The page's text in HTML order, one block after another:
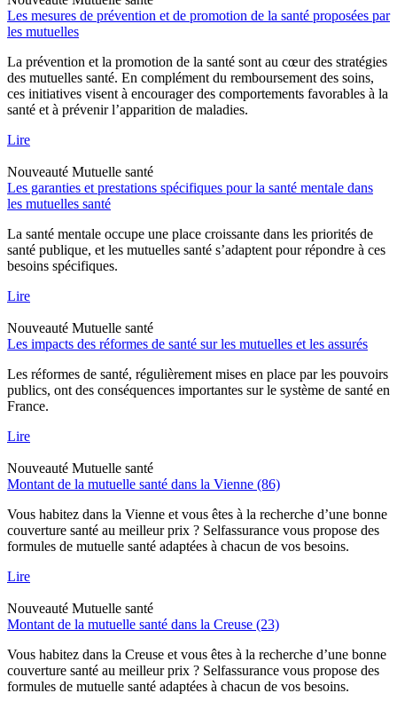
Les mesures de prévention et de promotion de la santé proposées par
les mutuelles
La prévention et la promotion de la santé sont au cœur des stratégies
des mutuelles santé. En complément du remboursement des soins,
ces initiatives visent à encourager des comportements favorables à la
santé et à prévenir l’apparition de maladies.
Lire
Nouveauté Mutuelle santé
Les garanties et prestations spécifiques pour la santé mentale dans
les mutuelles santé
La santé mentale occupe une place croissante dans les priorités de
santé publique, et les mutuelles santé s’adaptent pour répondre à ces
besoins spécifiques.
Lire
Nouveauté Mutuelle santé
Les impacts des réformes de santé sur les mutuelles et les assurés
Les réformes de santé, régulièrement mises en place par les pouvoirs
publics, ont des conséquences importantes sur le système de santé en
France.
Lire
Nouveauté Mutuelle santé
Montant de la mutuelle santé dans la Vienne (86)
Vous habitez dans la Vienne et vous êtes à la recherche d’une bonne
couverture santé au meilleur prix ? Selfassurance vous propose des
formules de mutuelle santé adaptées à chacun de vos besoins.
Lire
Nouveauté Mutuelle santé
Montant de la mutuelle santé dans la Creuse (23)
Vous habitez dans la Creuse et vous êtes à la recherche d’une bonne
couverture santé au meilleur prix ? Selfassurance vous propose des
formules de mutuelle santé adaptées à chacun de vos besoins.